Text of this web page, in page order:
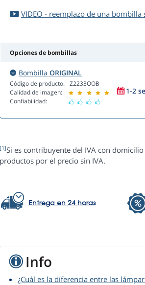
VIDEO - reemplazo de una bombilla
Opciones de bombillas
Bombilla ORIGINAL
Código de producto:
Calidad de imagen:
Confiabilidad:
Z2233OOB
1-2
[1]Si es contribuyente del IVA con
productos por el precio sin IVA.
Entrega en 24 horas
Info
¿Cuál es la diferencia entre las